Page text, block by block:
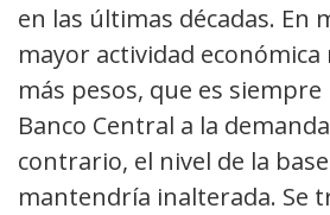
en las últimas décadas. En
mayor actividad
más pesos, que es
Banco Central a la
contrario, el nivel de la
mantendría inalterada. Se